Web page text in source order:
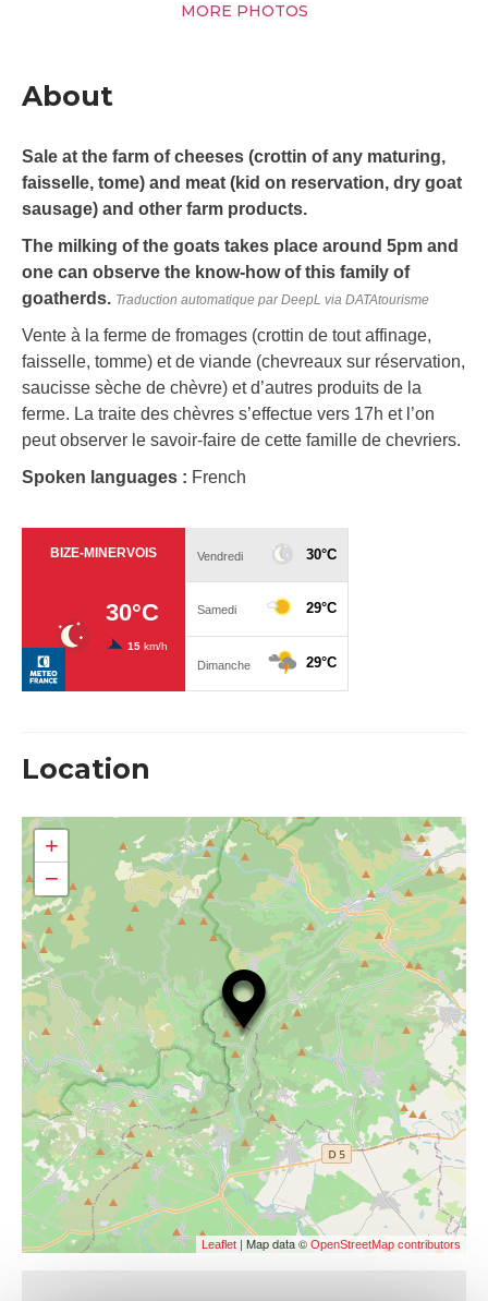
MORE PHOTOS
About
Sale at the farm of cheeses (crottin of any maturing,
faisselle, tome) and meat (kid on reservation, dry goat
sausage) and other farm products.
The milking of the goats takes place around 5pm and
one can observe the know-how of this family of
goatherds. Traduction automatique par DeepL via DATAtourisme
Vente à la ferme de fromages (crottin de tout affinage,
faisselle, tomme) et de viande (chevreaux sur réservation,
saucisse sèche de chèvre) et d’autres produits de la
ferme. La traite des chèvres s’effectue vers 17h et l’on
peut observer le savoir-faire de cette famille de chevriers.
Spoken languages : French
Location
+
−
Leaflet | Map data © OpenStreetMap contributors